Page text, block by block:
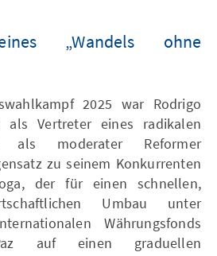
„Wandels ohne
2025 war Rodrigo
als Vertreter eines radikalen
als moderater Reformer
zu seinem Konkurrenten
der für einen schnellen,
Umbau unter
Währungsfonds
auf einen graduellen